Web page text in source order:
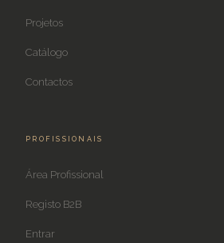
Projetos
Catálogo
Contactos
PROFISSIONAIS
Área Profissional
Registo B2B
Entrar